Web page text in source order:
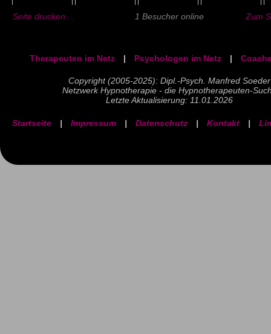
Seite drucken ... 1 Besucher online Zum
Therapeuten im Netz | Psychologen im Netz |
Copyright (2005-2025): Dipl.-Psych. Manfred Soeder
Netzwerk Hypnotherapie - die Hypnotherapeuten-
Letzte Aktualisierung: 11.01.2026
Startseite | Impressum | Datenschutz | Kontakt |